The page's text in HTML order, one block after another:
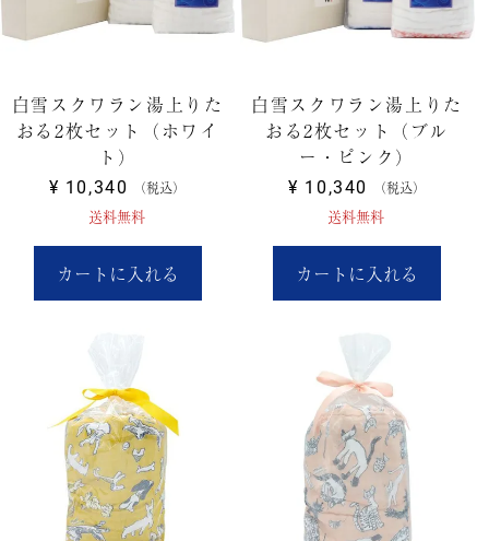
白雪スクワラン湯上りた
おる2枚セット（ホワイ
ト）
¥ 10,340 税込
送料無料
カートに入れる
白雪スクワラン湯上りた
おる2枚セット（ブル
ー・ピンク）
¥ 10,340 税込
送料無料
カートに入れる